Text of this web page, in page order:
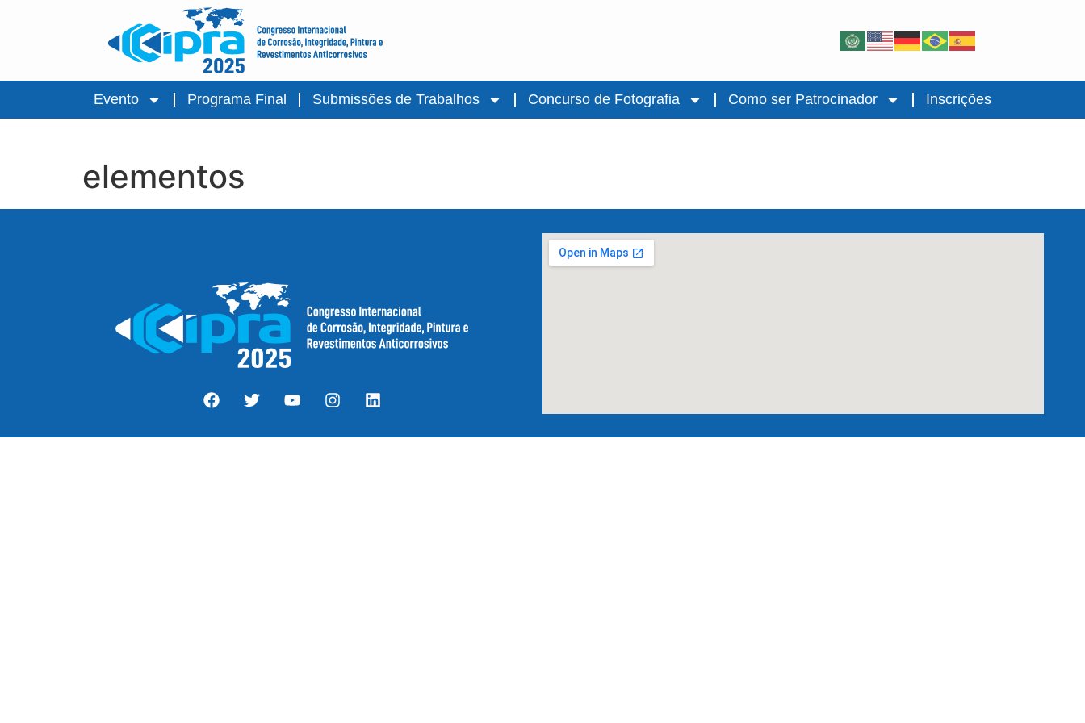
Evento Programa Final Submissões de Trabalhos Concurso de Fotografia Como ser Patrocinador Inscrições
elementos